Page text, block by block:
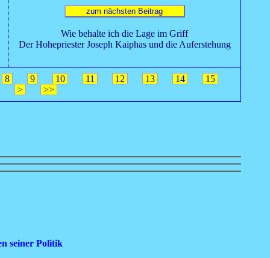
Wie behalte ich die Lage im Griff
Der Hohepriester Joseph Kaiphas und die Auferstehung
8 9 10 11 12 13 14
15
> >>
seiner Politik